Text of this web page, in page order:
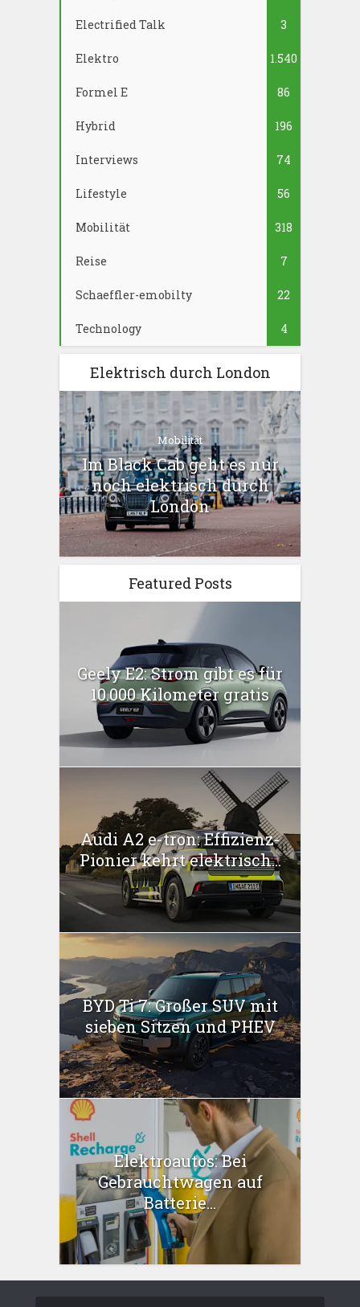
Electrified Talk 3
Elektro 1.540
Formel E 86
Hybrid 196
Interviews 74
Lifestyle 56
Mobilität 318
Reise 7
Schaeffler-emobilty 22
Technology 4
Elektrisch durch London
Mobilität
Im Black Cab geht es nur
noch elektrisch durch
London
Featured Posts
Geely E2: Strom gibt es für
10.000 Kilometer gratis
Audi A2 e-tron: Effizienz-
Pionier kehrt elektrisch...
BYD Ti 7: Großer SUV mit
sieben Sitzen und PHEV
Elektroautos: Bei
Gebrauchtwagen auf
Batterie...